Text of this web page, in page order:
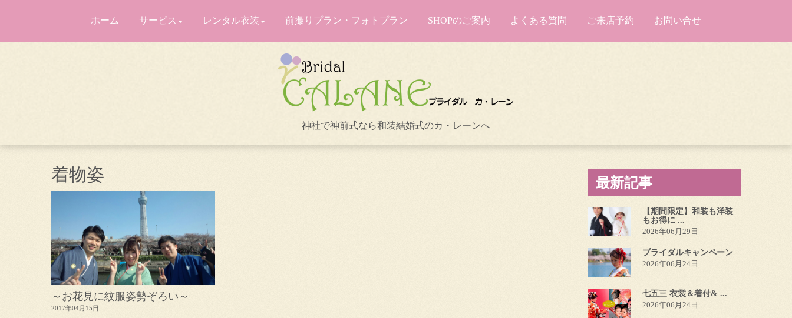
ホーム サービス レンタル衣装 前撮りプラン・フォトプラン SHOPのご案内 よくある質問 ご来店予約 お問い合せ
神社で神前式なら和装結婚式のカ・レーンへ
着物姿
～お花見に紋服姿勢ぞろい～
2017年04月15日
最新記事
【期間限定】和装も洋装
もお得に ...
2026年06月29日
ブライダルキャンペーン
2026年06月24日
七五三 衣裳＆着付& ...
2026年06月24日